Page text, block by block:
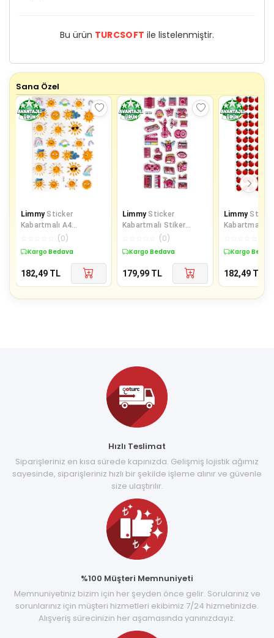
Bu ürün TURCSOFT ile listelenmiştir.
Sana Özel
Limmy Sticker
Kabartmalı A4
Boyutunda Stiker
Etiket-
(0)
Kargo Bedava
182,49 TL
Limmy Sticker
Kabartmalı Stiker
Defter Planlayıcı Etiket
(0)
Kargo Bedava
179,99 TL
Limmy
Kabartmalı
Kargo
182,49 TL
Hızlı Teslimat
Siparişleriniz en kısa sürede kapınızda. Gelişmiş lojistik ağımız
sayesinde, siparişleriniz hızlı bir şekilde işleme alınır ve güvenle
size ulaştırılır.
%100 Müşteri Memnuniyeti
Memnuniyetiniz bizim için her şeyden önce gelir. Sorularınız ve
sorunlarınız için müşteri hizmetleri ekibimiz 7/24 hizmetinizde.
Alışveriş sürecinizin her aşamasında yanınızdayız.